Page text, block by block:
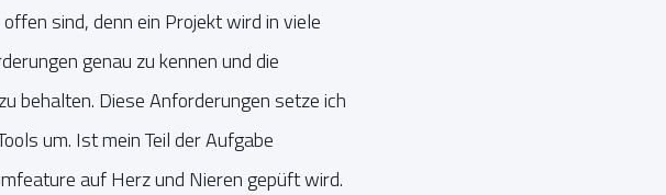
sind, denn ein Projekt wird in viele
genau zu kennen und die
behalten. Diese Anforderungen setze ich
um. Ist mein Teil der Aufgabe
auf Herz und Nieren gepüft wird.